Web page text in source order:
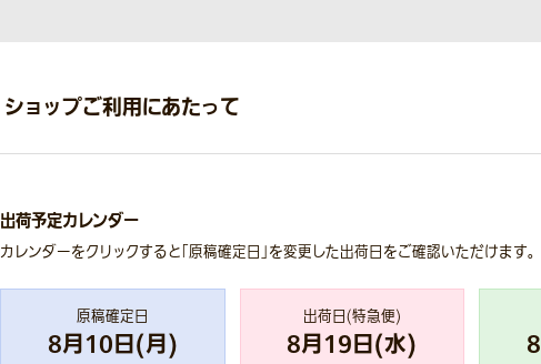
ショップご利用にあたって
出荷予定カレンダー
カレンダーをクリックすると「原稿確定日」を変更した出荷日をご確認いただけます。
原稿確定日
8月10日(月)
出荷日(特急便)
8月19日(水) 8